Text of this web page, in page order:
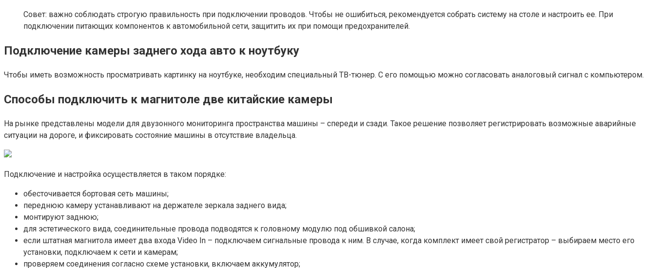
Совет: важно соблюдать строгую правильность при подключении проводов. Чтобы не ошибиться, рекомендуется собрать систему на столе и настроить ее. При
подключении питающих компонентов к автомобильной сети, защитить их при помощи предохранителей.
Подключение камеры заднего хода авто к ноутбуку
Чтобы иметь возможность просматривать картинку на ноутбуке, необходим специальный ТВ-тюнер. С его помощью можно согласовать аналоговый сигнал с компьютером.
Способы подключить к магнитоле две китайские камеры
На рынке представлены модели для двузонного мониторинга пространства машины – спереди и сзади. Такое решение позволяет регистрировать возможные аварийные
ситуации на дороге, и фиксировать состояние машины в отсутствие владельца.
Подключение и настройка осуществляется в таком порядке:
обесточивается бортовая сеть машины;
переднюю камеру устанавливают на держателе зеркала заднего вида;
монтируют заднюю;
для эстетического вида, соединительные провода подводятся к головному модулю под обшивкой салона;
если штатная магнитола имеет два входа Video In – подключаем сигнальные провода к ним. В случае, когда комплект имеет свой регистратор – выбираем место его
установки, подключаем к сети и камерам;
проверяем соединения согласно схеме установки, включаем аккумулятор;